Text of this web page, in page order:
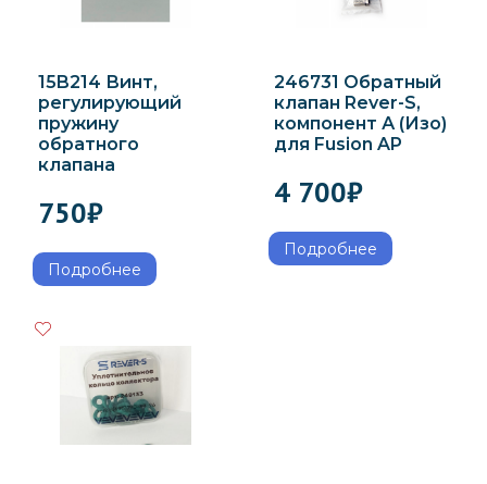
15B214 Винт,
регулирующий
пружину
обратного
клапана
750₽
Подробнее
246731 Обратный
клапан Rever-S,
компонент А (Изо)
для Fusion AP
4 700₽
Подробнее